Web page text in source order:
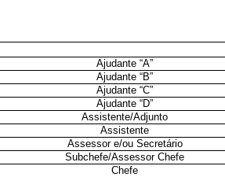
Ajudante “A”
Ajudante “B”
Ajudante “C”
Ajudante “D”
Assistente/Adjunto
Assistente
Assessor e/ou Secretário
Subchefe/Assessor Chefe
Chefe